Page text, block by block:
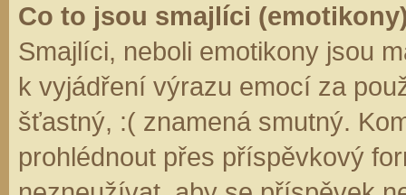
Co to jsou smajlíci
Smajlíci, neboli emotikony jsou
k vyjádření výrazu emocí za
šťastný, :( znamená smutný.
prohlédnout přes příspěvkový